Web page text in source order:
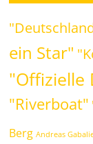
ein Star"
"Offizielle
"Riverboat"
Berg Andreas